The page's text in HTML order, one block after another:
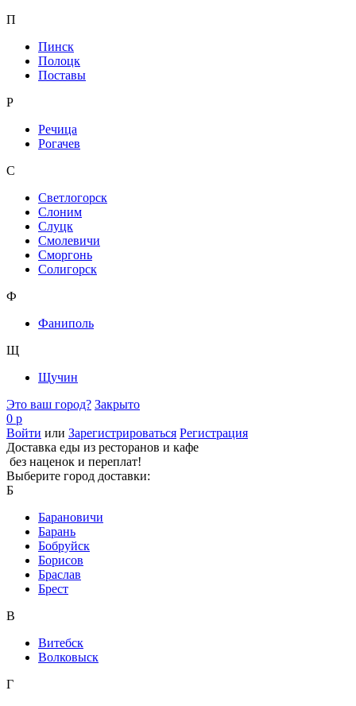
П
Пинск
Полоцк
Поставы
Р
Речица
Рогачев
С
Светлогорск
Слоним
Слуцк
Смолевичи
Сморгонь
Солигорск
Ф
Фаниполь
Щ
Щучин
Это ваш город? Закрыто
0 р
Войти или Зарегистрироваться Регистрация
Доставка еды из ресторанов и кафе
без наценок и переплат!
Выберите город доставки:
Б
Барановичи
Барань
Бобруйск
Борисов
Браслав
Брест
В
Витебск
Волковыск
Г